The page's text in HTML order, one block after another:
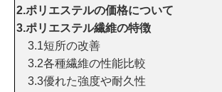
2.ポリエステルの価格について
3.ポリエステル繊維の特徴
3.1短所の改善
3.2各種繊維の性能比較
3.3優れた強度や耐久性